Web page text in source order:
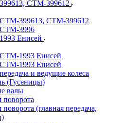
СТМ-399612
СТМ-399613, СТМ-399612
СТМ-3996
Енисей
СТМ-1993 Енисей
СТМ-1993 Енисей
и ведущие колеса
(Гусеницы)
валы
(главная передача,